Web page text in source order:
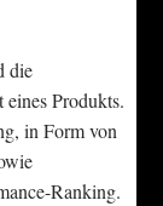
die
Produkts.
in Form von
Ranking.